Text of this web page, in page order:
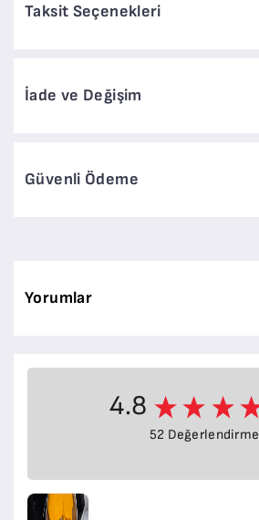
Taksit Seçenekleri
İade ve Değişim
Güvenli Ödeme
Yorumlar
4.8
52 Değerlendirme